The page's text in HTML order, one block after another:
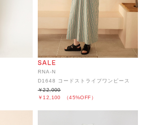
RNA-N
D1648 コードストライプワンピース
￥12,100 （45%OFF）
￥22,000